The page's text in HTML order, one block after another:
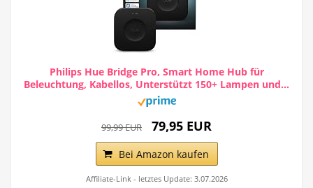
Philips Hue Bridge Pro, Smart Home Hub für
Beleuchtung, Kabellos, Unterstützt 150+ Lampen und...
99,99 EUR 79,95 EUR
Bei Amazon kaufen
Affiliate-Link - letztes Update: 3.07.2026